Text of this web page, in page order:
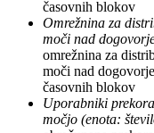
časovnih blokov
Omrežnina za
moči nad
omrežnina za
moči nad
časovnih blokov
Uporabniki
močjo (enota: